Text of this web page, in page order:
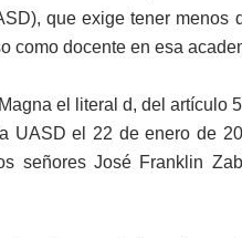
que exige tener menos
como docente en esa
el literal d, del artículo
UASD el 22 de enero de
señores José Franklin